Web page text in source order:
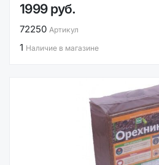
1999 руб.
72250 Артикул
1 Наличие в магазине